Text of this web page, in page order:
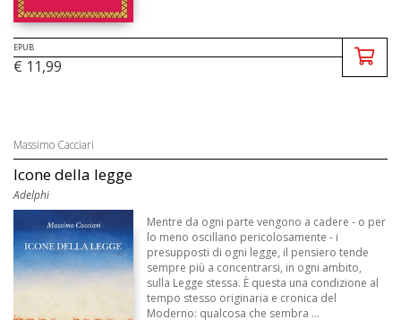
EPUB
€ 11,99
Massimo Cacciari
Icone della legge
Adelphi
Mentre da ogni parte vengono a cadere - o per
lo meno oscillano pericolosamente - i
presupposti di ogni legge, il pensiero tende
sempre più a concentrarsi, in ogni ambito,
sulla Legge stessa. È questa una condizione al
tempo stesso originaria e cronica del
Moderno: qualcosa che sembra ...